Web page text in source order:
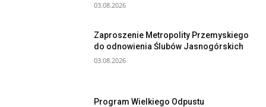
03.08.2026
Zaproszenie Metropolity Przemyskiego
do odnowienia Ślubów Jasnogórskich
03.08.2026
Program Wielkiego Odpustu